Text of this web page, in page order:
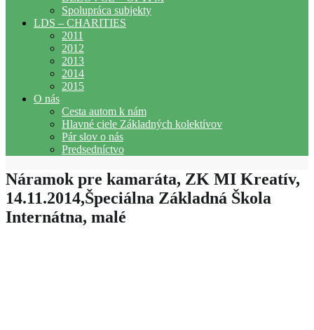
Spolupráca subjekty
LDS – CHARITIES
2011
2012
2013
2014
2015
O nás
Cesta autom k nám
Hlavné ciele Základných kolektívov
Pár slov o nás
Predsedníctvo
Náramok pre kamaráta, ZK MI Kreatív,
14.11.2014,Špeciálna Základná Škola
Internátna, malé